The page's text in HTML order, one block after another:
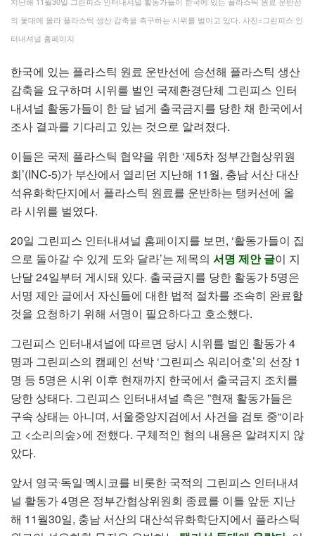
의 돛대에 올라 플라스틱 생산 감축을 촉구하는 시위를 벌이고 있다. 사진=그린피스 인
터내셔널 홈페이지
한국에 있는 플라스틱 원료 운반선에 승선해 플라스틱 생산
감축을 요구하며 시위를 벌인 국제환경단체 그린피스 인터
내셔널 활동가들이 한 달 넘게 출국금지를 당한 채 한국에서
조사 결과를 기다리고 있는 것으로 알려졌다.
이들은 국제 플라스틱 협약을 위한 ‘제5차 정부간협상위원
회’(INC-5)가 부산에서 열리던 지난해 11월, 충남 서산 대산
석유화학단지에서 플라스틱 원료를 운반하는 탱커선에 올
라 시위를 벌였다.
20일 그린피스 인터내셔널 홈페이지를 보면, ‘활동가들이 집
으로 돌아갈 수 있게 도와 달라’는 제목의 서명 제안 글이 지
난달 24일부터 게시돼 있다. 출국금지를 당한 활동가 5명은
서명 제안 글에서 자신들에 대한 법적 절차를 조속히 완료할
것을 요청하기 위해 서명이 필요하다고 호소했다.
그린피스 인터내셔널에 따르면 당시 시위를 벌인 활동가 4
명과 그린피스의 캠페인 선박 ‘그린피스 워리어호’의 선장 1
명 등 5명은 시위 이후 현재까지 한국에서 출국금지 조치를
당한 상태다. 그린피스 인터내셔널 측은 ”현재 활동가들은
구속 상태는 아니며, 서울중앙지검에서 사건을 검토 중“이라
고 <소리의숲>에 전했다. 구체적인 혐의 내용은 알려지지 않
았다.
앞서 영국‧독일‧멕시코를 비롯한 국적의 그린피스 인터내셔
널 활동가 4명은 정부간협상위원회 종료를 이틀 앞둔 지난
해 11월30일, 충남 서산의 대산석유화학단지에서 플라스틱